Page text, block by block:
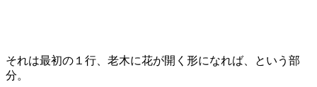
それは最初の１行、老木に花が開く形になれば、という部
分。